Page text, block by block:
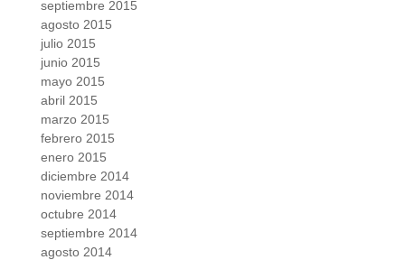
septiembre 2015
agosto 2015
julio 2015
junio 2015
mayo 2015
abril 2015
marzo 2015
febrero 2015
enero 2015
diciembre 2014
noviembre 2014
octubre 2014
septiembre 2014
agosto 2014